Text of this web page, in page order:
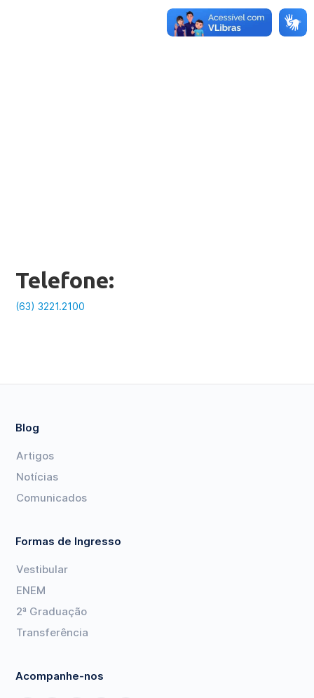
Telefone:
(63) 3221.2100
Blog
Artigos
Notícias
Comunicados
Formas de Ingresso
Vestibular
ENEM
2ª Graduação
Transferência
Acompanhe-nos